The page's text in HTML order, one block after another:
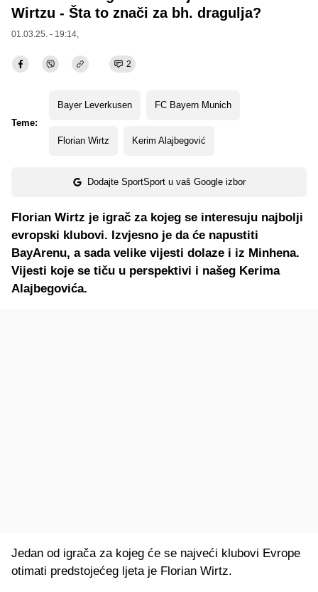
Wirtzu - Šta to znači za bh. dragulja?
01.03.25. - 19:14,
2
Teme:
Bayer Leverkusen FC Bayern Munich
Florian Wirtz Kerim Alajbegović
Dodajte SportSport u vaš Google izbor
Florian Wirtz je igrač za kojeg se interesuju najbolji
evropski klubovi. Izvjesno je da će napustiti
BayArenu, a sada velike vijesti dolaze i iz Minhena.
Vijesti koje se tiču u perspektivi i našeg Kerima
Alajbegovića.
Jedan od igrača za kojeg će se najveći klubovi Evrope
otimati predstojećeg ljeta je Florian Wirtz.